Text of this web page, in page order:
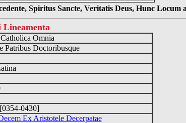
Spiritus Sancte, Veritatis Deus, Hunc Locum
Lineamenta
Omnia
Patribus Doctoribusque
0430]
Ex Aristotele Decerpatae